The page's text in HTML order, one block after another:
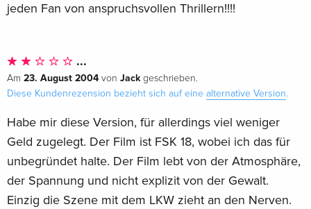
jeden Fan von anspruchsvollen Thrillern!!!!
...
Am 23. August 2004 von Jackgeschrieben.
Diese Kundenrezension bezieht sich auf eine alternative Version.
Habe mir diese Version, für allerdings viel weniger
Geld zugelegt. Der Film ist FSK 18, wobei ich das für
unbegründet halte. Der Film lebt von der Atmosphäre,
der Spannung und nicht explizit von der Gewalt.
Einzig die Szene mit dem LKW zieht an den Nerven.